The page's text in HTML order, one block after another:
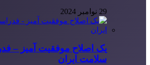
29 نوامبر 2024
یک اصلاح موفقیت آمیز –
سلامت ایران